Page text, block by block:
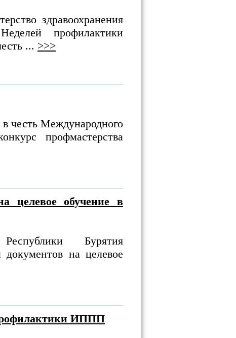
здравоохранения
профилактики
... >>>
честь Международного
профмастерства
целевое обучение в
Бурятия
на целевое
ИППП